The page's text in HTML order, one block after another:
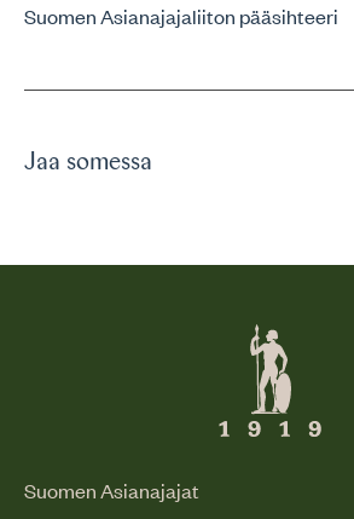
Suomen Asianajajaliiton pääsihteeri
Jaa somessa
Suomen Asianajajat